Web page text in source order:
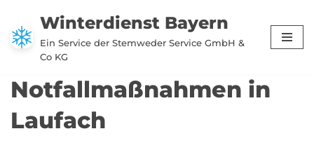
Zum
Inhalt
Winterdienst Bayern
Ein Service der Stemweder Service GmbH &
Co KG
Notfallmaßnahmen in
Laufach